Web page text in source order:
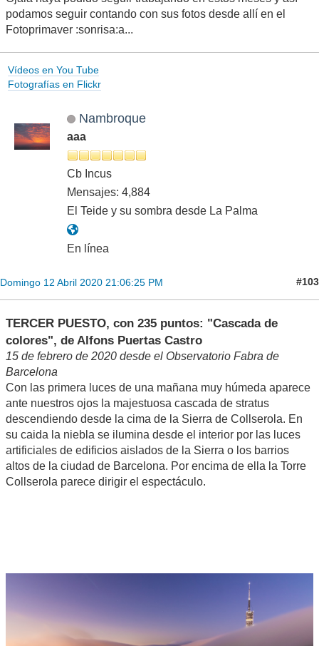
podamos seguir contando con sus fotos desde allí en el
Fotoprimaver :sonrisa:a...
Vídeos en You Tube
Fotografías en Flickr
Nambroque
aaa
Cb Incus
Mensajes: 4,884
El Teide y su sombra desde La Palma
En línea
Domingo 12 Abril 2020 21:06:25 PM #103
TERCER PUESTO, con 235 puntos: "Cascada de
colores", de Alfons Puertas Castro
15 de febrero de 2020 desde el Observatorio Fabra de
Barcelona
Con las primera luces de una mañana muy húmeda aparece
ante nuestros ojos la majestuosa cascada de stratus
descendiendo desde la cima de la Sierra de Collserola. En
su caida la niebla se ilumina desde el interior por las luces
artificiales de edificios aislados de la Sierra o los barrios
altos de la ciudad de Barcelona. Por encima de ella la Torre
Collserola parece dirigir el espectáculo.